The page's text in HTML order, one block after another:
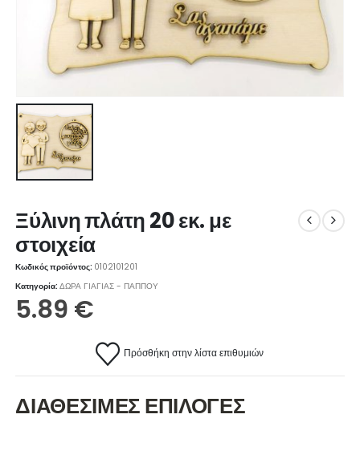
Ξύλινη πλάτη 20 εκ. με
στοιχεία
Κωδικός προϊόντος: 0102101201
Κατηγορία:ΔΩΡΑ ΓΙΑΓΙΑΣ - ΠΑΠΠΟΥ
5.89 €
Πρόσθήκη στην λίστα επιθυμιών
ΔΙΑΘΕΣΙΜΕΣ ΕΠΙΛΟΓΕΣ